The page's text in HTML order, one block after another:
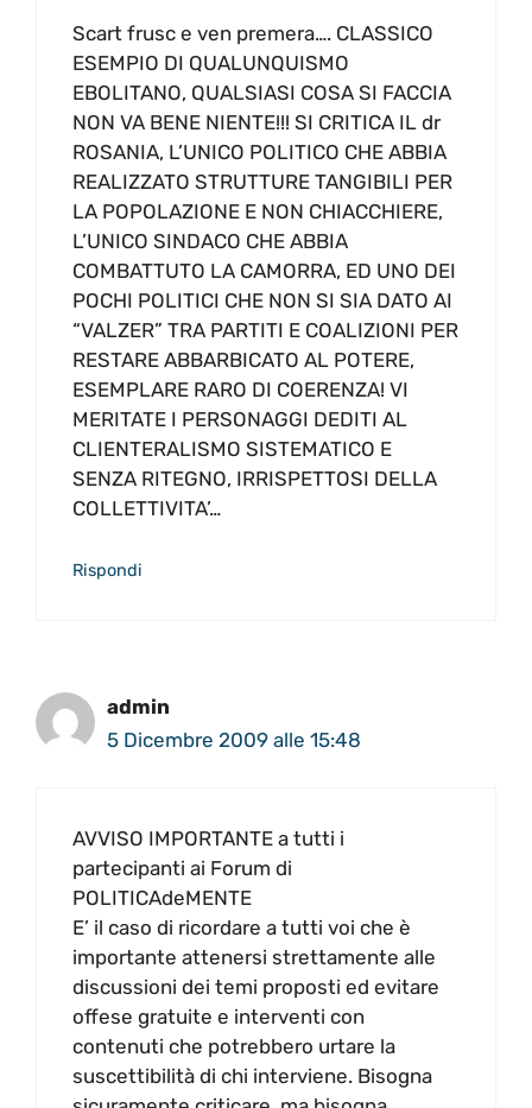
Scart frusc e ven premera…. CLASSICO
ESEMPIO DI QUALUNQUISMO
EBOLITANO, QUALSIASI COSA SI FACCIA
NON VA BENE NIENTE!!! SI CRITICA IL dr
ROSANIA, L’UNICO POLITICO CHE ABBIA
REALIZZATO STRUTTURE TANGIBILI PER
LA POPOLAZIONE E NON CHIACCHIERE,
L’UNICO SINDACO CHE ABBIA
COMBATTUTO LA CAMORRA, ED UNO DEI
POCHI POLITICI CHE NON SI SIA DATO AI
“VALZER” TRA PARTITI E COALIZIONI PER
RESTARE ABBARBICATO AL POTERE,
ESEMPLARE RARO DI COERENZA! VI
MERITATE I PERSONAGGI DEDITI AL
CLIENTERALISMO SISTEMATICO E
SENZA RITEGNO, IRRISPETTOSI DELLA
COLLETTIVITA’…
Rispondi
admin
5 Dicembre 2009 alle 15:48
AVVISO IMPORTANTE a tutti i
partecipanti ai Forum di
POLITICAdeMENTE
E’ il caso di ricordare a tutti voi che è
importante attenersi strettamente alle
discussioni dei temi proposti ed evitare
offese gratuite e interventi con
contenuti che potrebbero urtare la
suscettibilità di chi interviene. Bisogna